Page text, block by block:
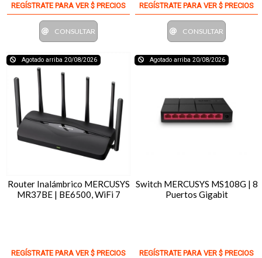
REGÍSTRATE PARA VER $ PRECIOS
CONSULTAR
REGÍSTRATE PARA VER $ PRECIOS
CONSULTAR
Agotado arriba 20/08/2026
Router Inalámbrico MERCUSYS
MR37BE | BE6500, WiFi 7
REGÍSTRATE PARA VER $ PRECIOS
Agotado arriba 20/08/2026
Switch MERCUSYS MS108G | 8
Puertos Gigabit
REGÍSTRATE PARA VER $ PRECIOS